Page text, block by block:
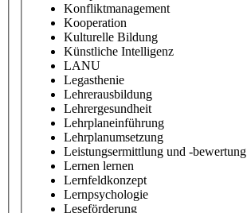
Konfliktmanagement
Kooperation
Kulturelle Bildung
Künstliche Intelligenz
LANU
Legasthenie
Lehrerausbildung
Lehrergesundheit
Lehrplaneinführung
Lehrplanumsetzung
Leistungsermittlung und -bewertung
Lernen lernen
Lernfeldkonzept
Lernpsychologie
Leseförderung